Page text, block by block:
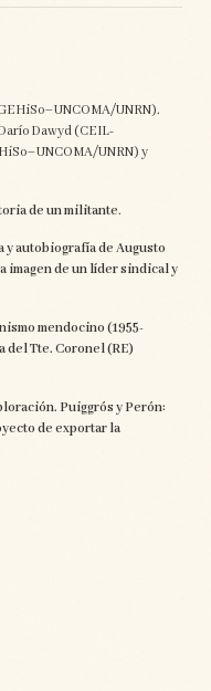
UNRN).
Dawyd (CEIL-
UNRN) y
de un militante.
y autobiografía de Augusto
imagen de un líder sindical y
mendocino (1955-
del Tte. Coronel (RE)
Puiggrós y Perón:
de exportar la